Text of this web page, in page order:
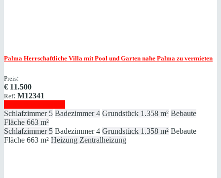
Palma Herrschaftliche Villa mit Pool und Garten nahe Palma zu vermieten
Preis:
€ 11.500
Ref: M12341
Schlafzimmer 5 Badezimmer 4 Grundstück 1.358 m² Bebaute
Fläche 663 m²
Schlafzimmer 5 Badezimmer 4 Grundstück 1.358 m² Bebaute
Fläche 663 m² Heizung Zentralheizung